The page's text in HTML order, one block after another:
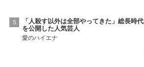
「人殺す以外は全部やってきた」総長時代
を公開した人気芸人
愛のハイエナ